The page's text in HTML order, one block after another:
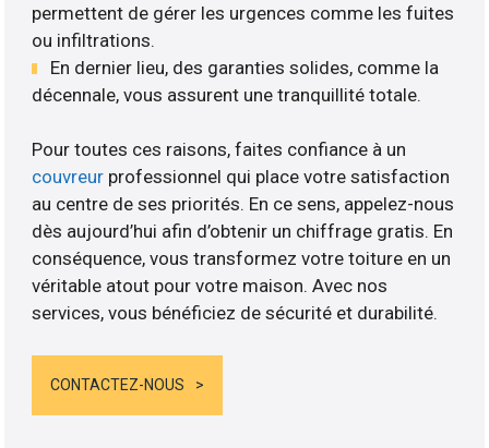
permettent de gérer les urgences comme les fuites
ou infiltrations.
En dernier lieu, des garanties solides, comme la
décennale, vous assurent une tranquillité totale.
Pour toutes ces raisons, faites confiance à un
couvreur professionnel qui place votre satisfaction
au centre de ses priorités. En ce sens, appelez-nous
dès aujourd’hui afin d’obtenir un chiffrage gratis. En
conséquence, vous transformez votre toiture en un
véritable atout pour votre maison. Avec nos
services, vous bénéficiez de sécurité et durabilité.
CONTACTEZ-NOUS